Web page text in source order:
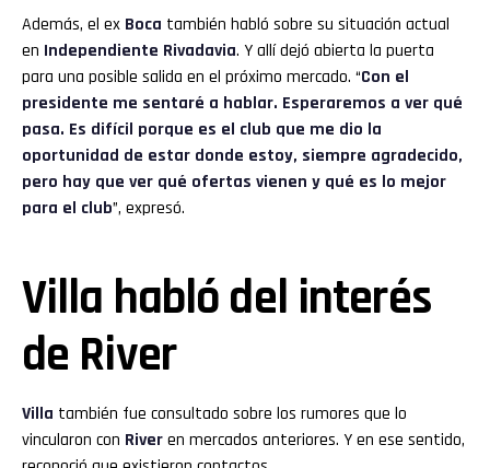
Además, el ex Boca también habló sobre su situación actual
en Independiente Rivadavia. Y allí dejó abierta la puerta
para una posible salida en el próximo mercado. “Con el
presidente me sentaré a hablar. Esperaremos a ver qué
pasa. Es difícil porque es el club que me dio la
oportunidad de estar donde estoy, siempre agradecido,
pero hay que ver qué ofertas vienen y qué es lo mejor
para el club”, expresó.
Villa habló del interés
de River
Villa también fue consultado sobre los rumores que lo
vincularon con Riveren mercados anteriores. Y en ese sentido,